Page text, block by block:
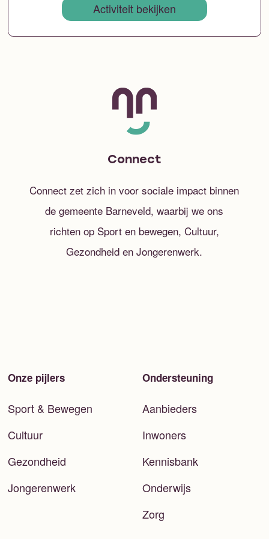
Activiteit bekijken
Connect
Connect zet zich in voor sociale impact binnen
de gemeente Barneveld, waarbij we ons
richten op Sport en bewegen, Cultuur,
Gezondheid en Jongerenwerk.
Onze pijlers
Sport & Bewegen
Cultuur
Gezondheid
Jongerenwerk
Ondersteuning
Aanbieders
Inwoners
Kennisbank
Onderwijs
Zorg